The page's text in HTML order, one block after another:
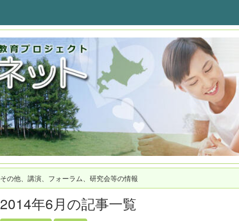
その他、講演、フォーラム、研究会等の情報
2014年6月の記事一覧